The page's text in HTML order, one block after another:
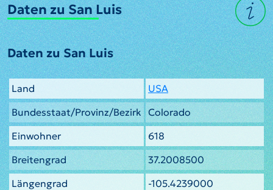
Daten zu San Luis
Daten zu San Luis
Land
USA
Bundesstaat/Provinz/Bezirk Colorado
Einwohner
618
Breitengrad
37.2008500
Längengrad
-105.4239000